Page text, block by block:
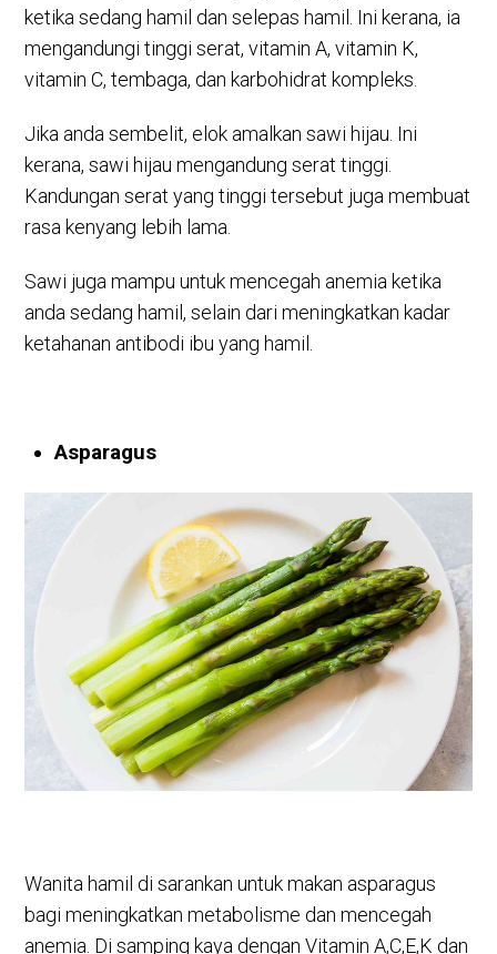
ketika sedang hamil dan selepas hamil. Ini kerana, ia
mengandungi tinggi serat, vitamin A, vitamin K,
vitamin C, tembaga, dan karbohidrat kompleks.
Jika anda sembelit, elok amalkan sawi hijau. Ini
kerana, sawi hijau mengandung serat tinggi.
Kandungan serat yang tinggi tersebut juga membuat
rasa kenyang lebih lama.
Sawi juga mampu untuk mencegah anemia ketika
anda sedang hamil, selain dari meningkatkan kadar
ketahanan antibodi ibu yang hamil.
Asparagus
Wanita hamil di sarankan untuk makan asparagus
bagi meningkatkan metabolisme dan mencegah
anemia. Di samping kaya dengan Vitamin A,C,E,K dan